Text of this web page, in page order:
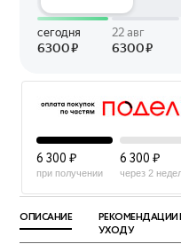
6 300 ₽
при получении
6 300 ₽
через 2
ОПИСАНИЕ
РЕКОМЕНДАЦИИ
УХОДУ